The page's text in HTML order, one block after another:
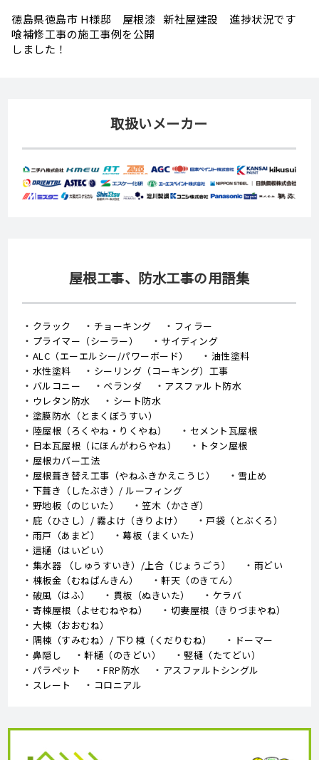
夏季休業のお知らせ
【社屋移転のお知らせ】
取扱いメーカー
屋根工事、防水工事の用語集
クラック チョーキング
フィラー
プライマー（シーラー）
サイディング
ALC（エーエルシー/パワーボード）
油性塗料
水性塗料
シーリング（コーキング）工事
バルコニー
ベランダ
アスファルト防水
ウレタン防水
シート防水
塗膜防水（とまくぼうすい）
陸屋根（ろくやね・りくやね）
セメント瓦屋根
日本瓦屋根（にほんがわらやね）
トタン屋根
屋根カバー工法
屋根葺き替え工事（やねふきかえこうじ）
雪止め
下葺き（したぶき）/ ルーフィング
野地板（のじいた）
笠木（かさぎ）
庇（ひさし）/ 霧よけ（きりよけ）
戸袋（とぶくろ）
雨戸（あまど）
幕板（まくいた）
這樋（はいどい）
集水器 （しゅうすいき）/上合（じょうごう）
雨どい
棟板金（むねばんきん）
軒天（のきてん）
破風（はふ）
貫板（ぬきいた）
ケラバ
寄棟屋根（よせむねやね）
切妻屋根（きりづまやね）
大棟（おおむね）
隅棟（すみむね）/ 下り棟（くだりむね）
ドーマー
鼻隠し
軒樋（のきどい）
竪樋（たてどい）
パラペット
FRP防水
アスファルトシングル
スレート
コロニアル